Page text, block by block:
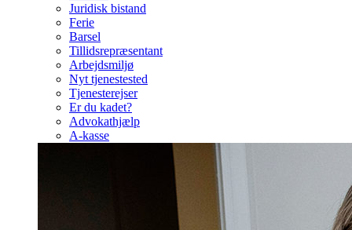
Juridisk bistand
Ferie
Barsel
Tillidsrepræsentant
Arbejdsmiljø
Nyt tjenestested
Tjenesterejser
Er du kadet?
Advokathjælp
A-kasse